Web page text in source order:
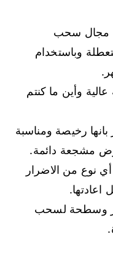
مجال سحب
وباستخدام
وأين ما كنتم
رخيصة ومناسبة
مشجعة دائمة.
نوع من الاضرار
اعادتها.
وسطحة لسحب